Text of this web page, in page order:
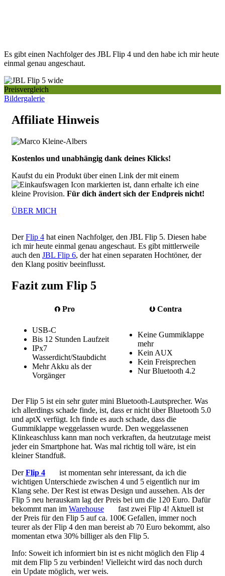
Es gibt einen Nachfolger des JBL Flip 4 und den habe ich mir heute
einmal genau angeschaut.
Preisvergleich
Bildergalerie
Affiliate Hinweis
Kostenlos und unabhängig dank deines Klicks!
Kaufst du ein Produkt über einen Link der mit einem
markierten ist, dann erhalte ich eine
kleine Provision. Für dich ändert sich der Endpreis nicht!
ÜBER MICH
DerFlip 4 hat einen Nachfolger, den JBL Flip 5. Diesen habe
ich mir heute einmal genau angeschaut. Es gibt mittlerweile
auch den JBL Flip 6, der hat einen separaten Hochtöner, der
den Klang positiv beeinflusst.
Fazit zum Flip 5
⮉ Pro ⮋ Contra
USB-C
Bis 12 Stunden Laufzeit
IPx7
Wasserdicht/Staubdicht
Mehr Akku als der
Vorgänger
Keine Gummiklappe
mehr
Kein AUX
Kein Freisprechen
Nur Bluetooth 4.2
Der Flip 5 ist ein sehr guter mini Bluetooth-Lautsprecher. Was
ich allerdings schade finde, ist, dass er nicht über Bluetooth 5.0
und aptX verfügt. Ich finde es auch schade, dass die
Gummiklappe weggelassen wurde. Den weggelassenen
Klinkeaschluss kann man noch verkraften, da heutzutage meist
jeder ein Smartphone hat. Was mal richtig toll wäre, ist ein
kleiner Standfuß.
DerFlip 4
ist momentan sehr interessant, da ich die
wichtigen Unterschiede zwischen 4 und 5 eigentlich nur im
Klang sehe. Der Rest ist etwas Design und aussehen. Als der
Flip 5 neu herauskam lag der Preis bei um die 120 Euro. Dafür
bekommt man im Warehouse
fast zwei Flip 4! Aktuell ist
der Preis für den Flip 5 auf ca. 100€ Gefallen, immer noch
teurer als der Flip 4 den man bereist ab 70 Euro bekommt, also
momentan etwa 30% billiger als den Flip 5.
Info: Soweit ich informiert bin ist es nicht möglich den Flip 4
mit dem Flip 5 zu verbinden! Vielleicht wird das noch durch
ein Update möglich, wer weis.